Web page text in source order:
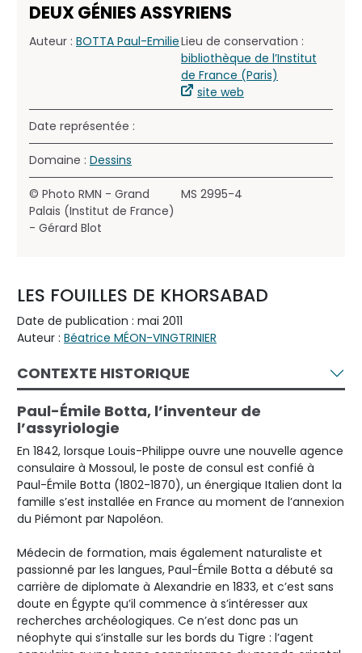
DEUX GÉNIES ASSYRIENS
Auteur : BOTTA Paul-EmilieLieu de conservation :
bibliothèque de l’Institut
de France (Paris)
site web
Date représentée :
Domaine : Dessins
© Photo RMN - Grand
Palais (Institut de France)
- Gérard Blot
MS 2995-4
LES FOUILLES DE KHORSABAD
Date de publication : mai 2011
Auteur : Béatrice MÉON-VINGTRINIER
CONTEXTE HISTORIQUE
Paul-Émile Botta, l’inventeur de
l’assyriologie
En 1842, lorsque Louis-Philippe ouvre une nouvelle agence
consulaire à Mossoul, le poste de consul est confié à
Paul-Émile Botta (1802-1870), un énergique Italien dont la
famille s’est installée en France au moment de l’annexion
du Piémont par Napoléon.
Médecin de formation, mais également naturaliste et
passionné par les langues, Paul-Émile Botta a débuté sa
carrière de diplomate à Alexandrie en 1833, et c’est sans
doute en Égypte qu’il commence à s’intéresser aux
recherches archéologiques. Ce n’est donc pas un
néophyte qui s’installe sur les bords du Tigre : l’agent